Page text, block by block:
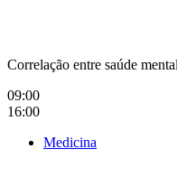
Correlação entre saúde
09:00
16:00
Medicina